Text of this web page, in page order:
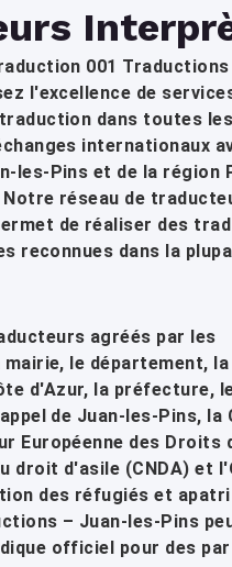
001
l'excellence de
dans toutes
internationaux
les-Pins et de la région
réseau de
de réaliser des
reconnues dans la
agréés par les
le département,
d'Azur, la préfecture,
de Juan-les-Pins, la
Européenne des Droits
droit d'asile (CNDA) et
des réfugiés et
– Juan-les-Pins
officiel pour des